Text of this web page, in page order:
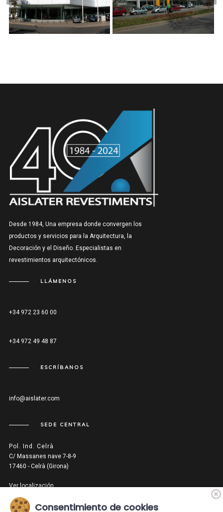
Desde 1984, Una empresa donde convergen los
productos y servicios para la Arquitectura, la
Decoración y el Diseño. Especialistas en
revestimientos arquitectónicos.
LLÁMENOS
+34 972 23 60 00
+34 972 49 48 87
ESCRÍBANOS
info@aislater.com
SEDE CENTRAL
Pol. Ind. Celrà
C/ Massanes nave 7-8-9
17460 - Celrà (Girona)
Ver localización
Consentimiento de cookies